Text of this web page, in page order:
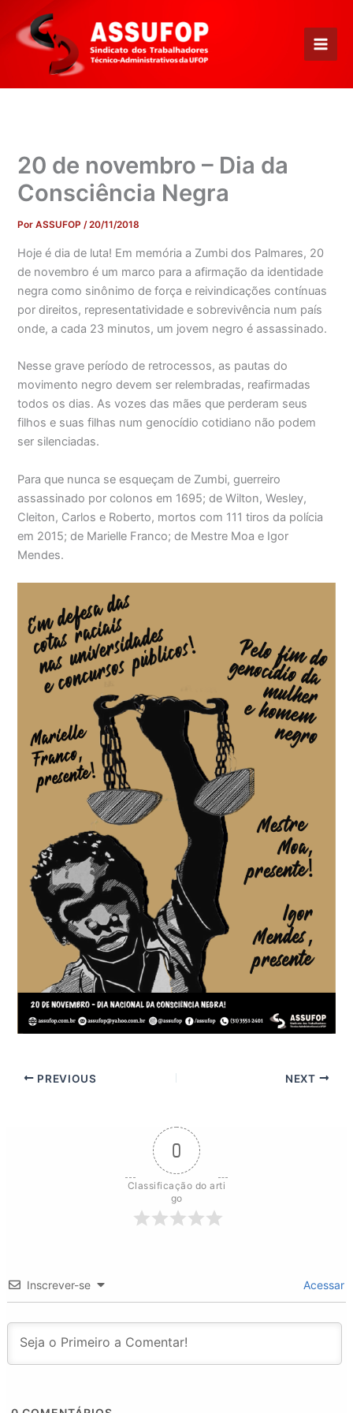
para
conteúdo
20 de novembro – Dia da
Consciência Negra
PorASSUFOP/20/11/2018
Hoje é dia de luta! Em memória a Zumbi dos Palmares, 20
de novembro é um marco para a afirmação da identidade
negra como sinônimo de força e reivindicações contínuas
por direitos, representatividade e sobrevivência num país
onde, a cada 23 minutos, um jovem negro é assassinado.
Nesse grave período de retrocessos, as pautas do
movimento negro devem ser relembradas, reafirmadas
todos os dias. As vozes das mães que perderam seus
filhos e suas filhas num genocídio cotidiano não podem
ser silenciadas.
Para que nunca se esqueçam de Zumbi, guerreiro
assassinado por colonos em 1695; de Wilton, Wesley,
Cleiton, Carlos e Roberto, mortos com 111 tiros da polícia
em 2015; de Marielle Franco; de Mestre Moa e Igor
Mendes.
PREVIOUS NEXT
0
Classificação do arti
go
Inscrever-se Acessar